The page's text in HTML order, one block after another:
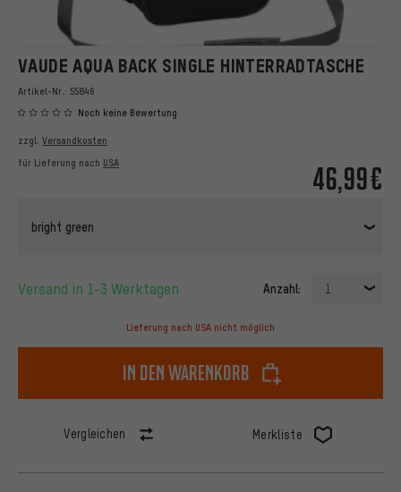
VAUDE AQUA BACK SINGLE HINTERRADTASCHE
Artikel-Nr.: 55846
Noch keine Bewertung
46,99€
zzgl. Versandkosten
für Lieferung nach USA
bright green
Versand in 1-3 Werktagen Anzahl: 1
Lieferung nach USA nicht möglich
In den Warenkorb
Vergleichen Merkliste